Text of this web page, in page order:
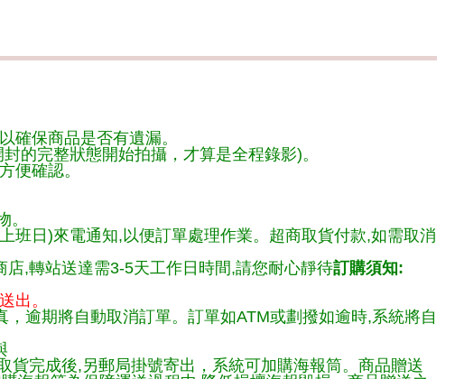
確保商品是否有遺漏。
的完整狀態開始拍攝，才算是全程錄影)。
便確認。
班日)來電通知,以便訂單處理作業。超商取貨付款,如需取消
,轉站送達需3-5天工作日時間,請您耐心靜待訂購須知:
出。
逾期將自動取消訂單。訂單如ATM或劃撥如逾時,系統將自
完成後,另郵局掛號寄出，系統可加購海報筒。商品贈送